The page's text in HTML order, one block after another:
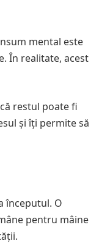
mental este
În realitate, acest
restul poate fi
și îți permite să
începutul. O
pentru mâine